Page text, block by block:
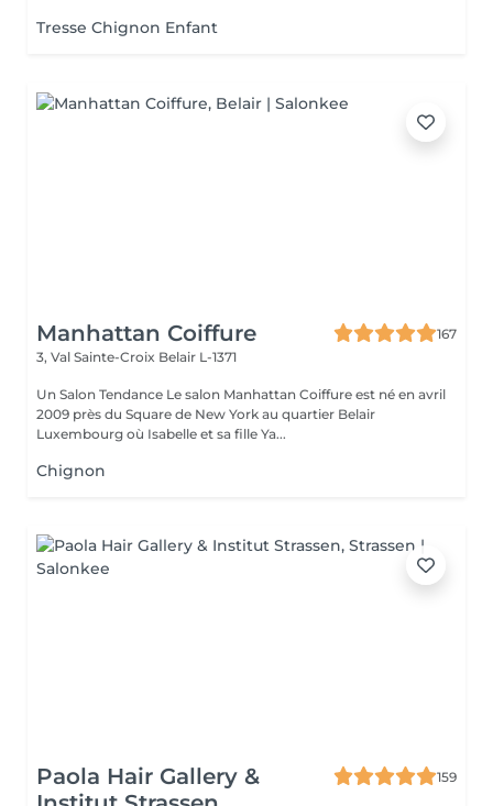
Tresse Chignon Enfant
Manhattan Coiffure
167
3, Val Sainte-Croix Belair L-1371
Un Salon Tendance Le salon Manhattan Coiffure est né en avril
2009 près du Square de New York au quartier Belair
Luxembourg où Isabelle et sa fille Ya...
Chignon
Paola Hair Gallery &
159